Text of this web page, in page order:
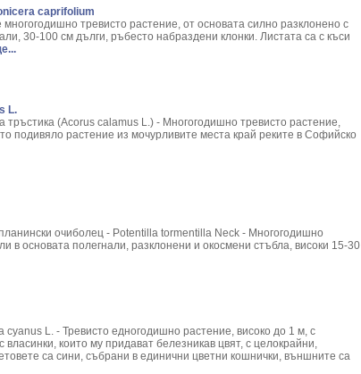
Macrrorhizium L.
rosea L.
Maculatum L.
glabra
Balsamita
Saxifraga
Eupatoria L.
нокти/ - Lonicera caprifolium
L.
caprifolium
тревисто растение, от основата силно разклонено с
30-100 см дълги, ръбесто набраздени клонки. Листата са с къси
L.
тръстика (Acorus calamus L.) - Многогодишно тревисто растение,
подивяло растение из мочурливите места край реките в Софийско
очиболец - ­Potentilla tormentilla Neck - Многогодишно
в основата полегнали, разклонени и окосмени стъбла, високи 15-­30
L. - Тревисто едногодишно растение, високо до 1 м, с
власинки, които му придават белезникав цвят, с целокрайни,
са сини, събрани в единични цветни кошнички, външните са